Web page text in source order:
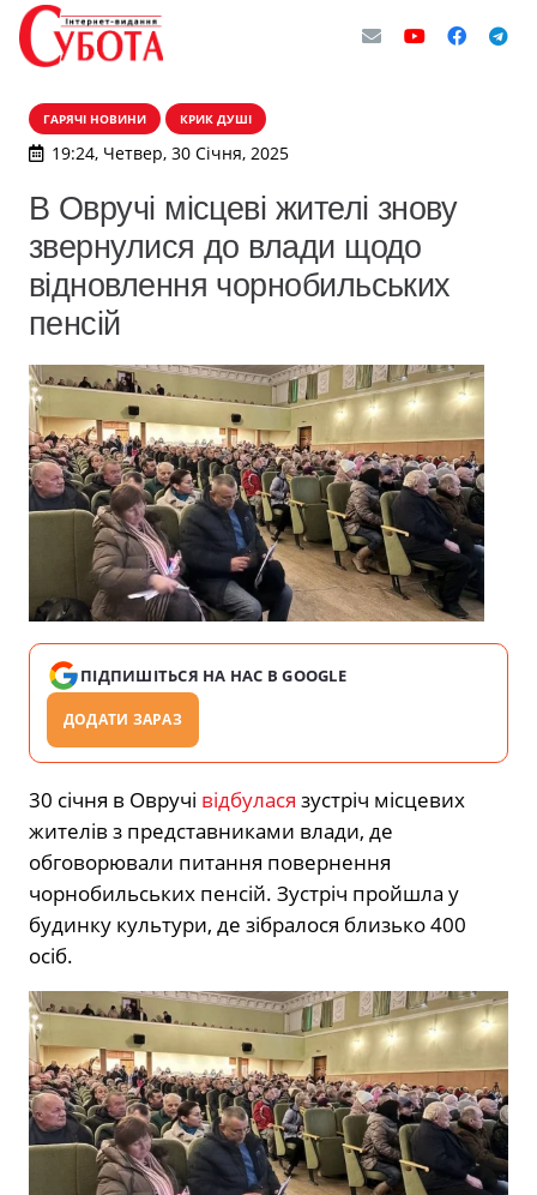
ГАРЯЧІ НОВИНИ КРИК ДУШІ
19:24, Четвер, 30 Січня, 2025
В Овручі місцеві жителі знову
звернулися до влади щодо
відновлення чорнобильських
пенсій
ПІДПИШІТЬСЯ НА НАС В GOOGLE
ДОДАТИ ЗАРАЗ
30 січня в Овручі відбулася зустріч місцевих
жителів з представниками влади, де
обговорювали питання повернення
чорнобильських пенсій. Зустріч пройшла у
будинку культури, де зібралося близько 400
осіб.